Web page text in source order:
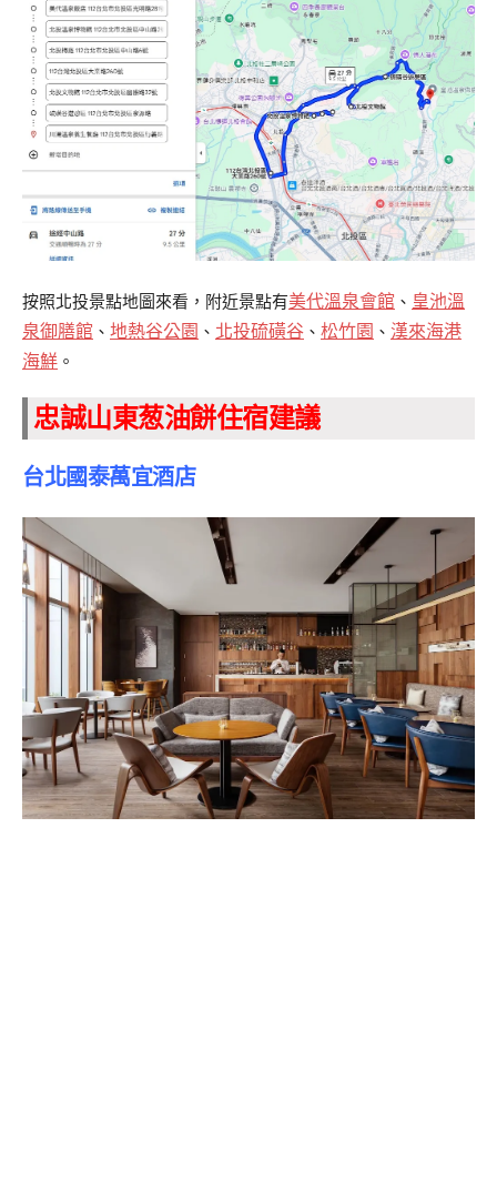
按照北投景點地圖來看，附近景點有美代溫泉會館 、 皇池溫
泉御膳館 、 地熱谷公園 、 北投硫磺谷 、 松竹園 、 漢來海港
海鮮 。
忠誠山東葱油餅住宿建議
台北國泰萬宜酒店